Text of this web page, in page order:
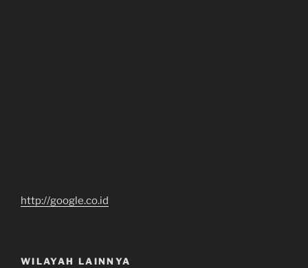
http://google.co.id
WILAYAH LAINNYA